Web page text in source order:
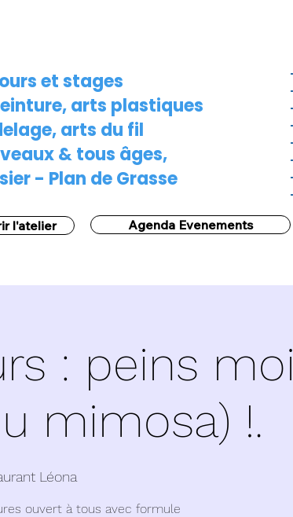
et stages
arts plastiques
arts du fil
& tous âges,
- Plan de Grasse
l'atelier Agenda Evenements
: peins moi
mimosa) !.
Léona
ouvert à tous avec formule